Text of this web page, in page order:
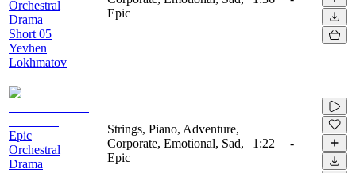
Orchestral
Drama
Short 05
Yevhen
Lokhmatov
Epic
Epic
Orchestral
Drama
Strings, Piano, Adventure,
Corporate, Emotional, Sad,
Epic
1:22 -